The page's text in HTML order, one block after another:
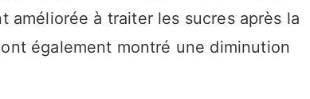
à traiter les sucres après la
également montré une diminution